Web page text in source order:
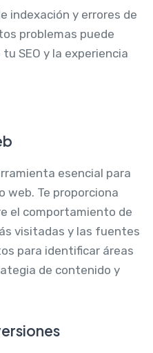
indexación y errores de
problemas puede
SEO y la experiencia
esencial para
web. Te proporciona
el comportamiento de
visitadas y las fuentes
para identificar áreas
de contenido y